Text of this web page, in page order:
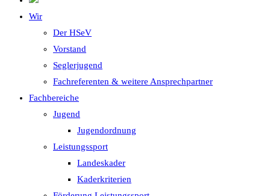
Wir
Der HSeV
Vorstand
Seglerjugend
Fachreferenten & weitere Ansprechpartner
Fachbereiche
Jugend
Jugendordnung
Leistungssport
Landeskader
Kaderkriterien